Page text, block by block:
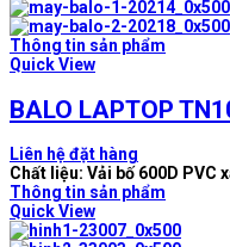
Thông tin sản phẩm
Quick View
BALO LAPTOP
Liên hệ đặt hàng
Chất liệu: Vải bố 600D PVC
Thông tin sản phẩm
Quick View